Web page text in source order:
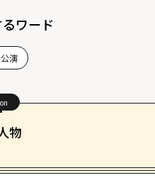
ワード
演
物